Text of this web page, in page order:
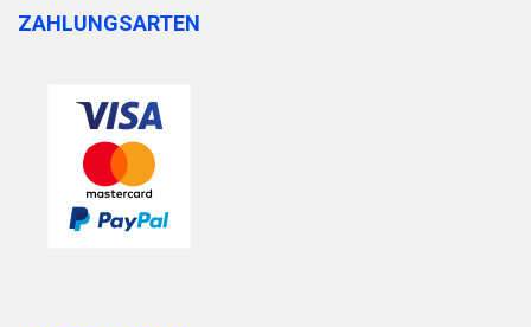
ZAHLUNGSARTEN